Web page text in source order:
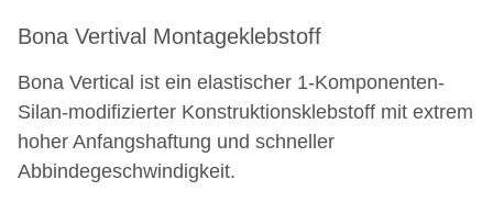
Bona Vertival Montageklebstoff
Bona Vertical ist ein elastischer 1-Komponenten-
Silan-modifizierter Konstruktionsklebstoff mit extrem
hoher Anfangshaftung und schneller
Abbindegeschwindigkeit.